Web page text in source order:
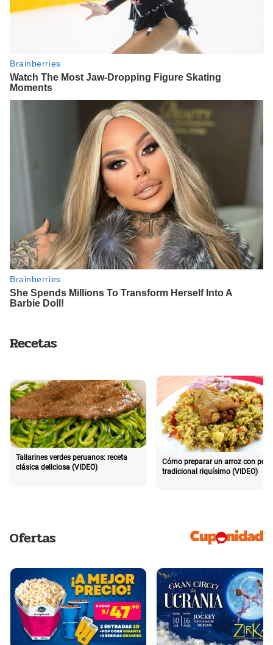
Recetas
Tallarines verdes peruanos: receta
clásica deliciosa (VIDEO)
Cómo preparar un arroz con pollo
tradicional riquísimo (VIDEO)
Ofertas